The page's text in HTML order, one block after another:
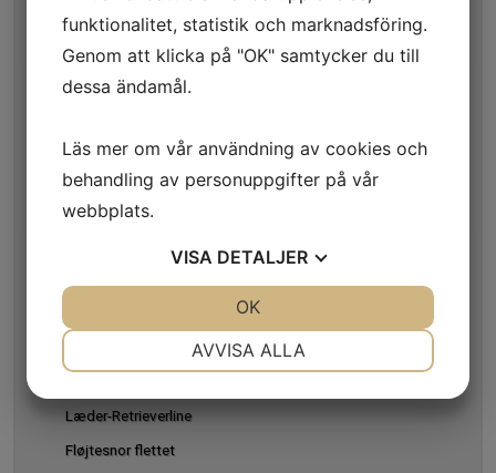
Schweissline/føreline
Føreline London åben
Føreline London
Føreline Rundsyet
Læder-Retrieverline
Fløjtesnor flettet
funktionalitet, statistik och marknadsföring.
Genom att klicka på "OK" samtycker du till
dessa ändamål.
Läs mer om vår användning av cookies och
behandling av personuppgifter på vår
webbplats.
VISA DETALJER
MARKNADSFÖRING
AVVISA ALLA
OK